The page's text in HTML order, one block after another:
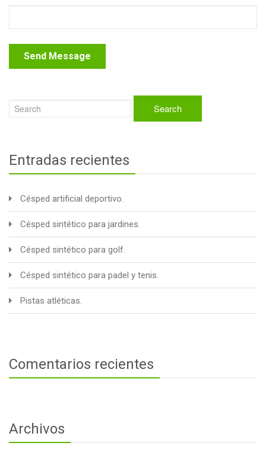
Entradas recientes
Césped artificial deportivo.
Césped sintético para jardines.
Césped sintético para golf.
Césped sintético para padel y tenis.
Pistas atléticas.
Comentarios recientes
Archivos